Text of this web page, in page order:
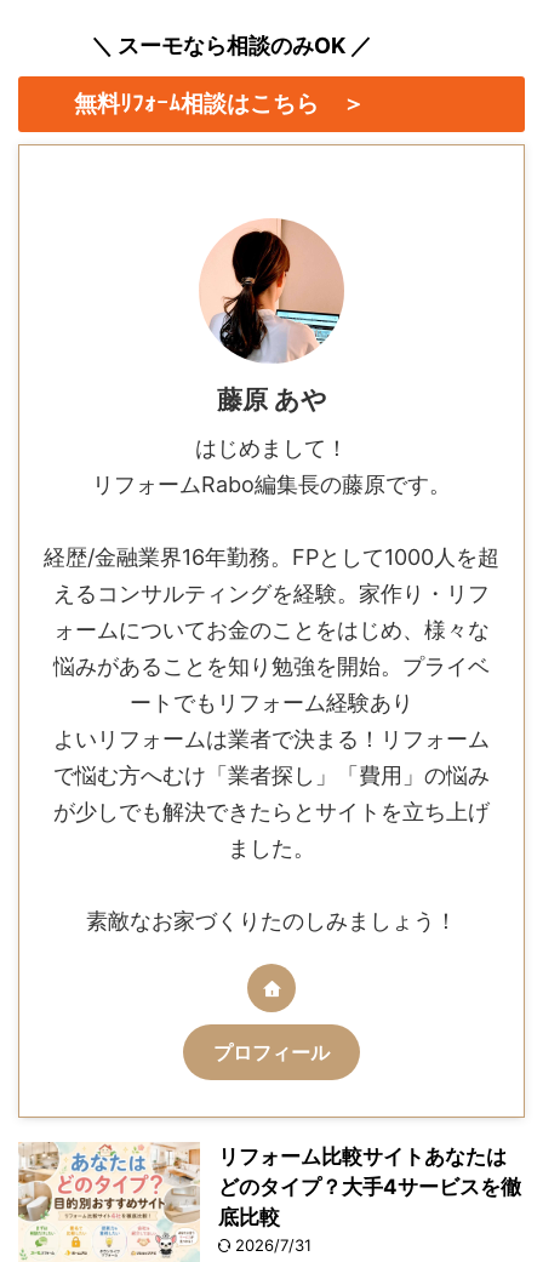
＼ スーモなら相談のみOK ／
無料ﾘﾌｫｰﾑ相談はこちら ＞
藤原 あや
はじめまして！
リフォームRabo編集長の藤原です。
経歴/金融業界16年勤務。FPとして1000人を超
えるコンサルティングを経験。家作り・リフ
ォームについてお金のことをはじめ、様々な
悩みがあることを知り勉強を開始。プライベ
ートでもリフォーム経験あり
よいリフォームは業者で決まる！リフォーム
で悩む方へむけ「業者探し」「費用」の悩み
が少しでも解決できたらとサイトを立ち上げ
ました。
素敵なお家づくりたのしみましょう！
プロフィール
リフォーム比較サイトあなたは
どのタイプ？大手4サービスを徹
底比較
2026/7/31